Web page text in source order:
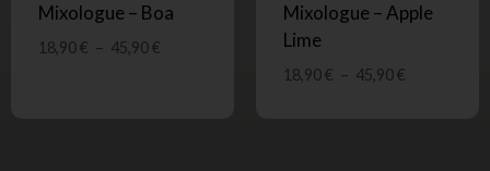
Mixologue – Boa
18,90€ – 45,90€
Mixologue – Apple
Lime
18,90€ – 45,90€